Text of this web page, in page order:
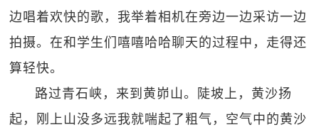
边唱着欢快的歌，我举着相机在旁边一边采访一边
拍摄。在和学生们嘻嘻哈哈聊天的过程中，走得还
算轻快。
路过青石峡，来到黄峁山。陡坡上，黄沙扬
起，刚上山没多远我就喘起了粗气，空气中的黄沙